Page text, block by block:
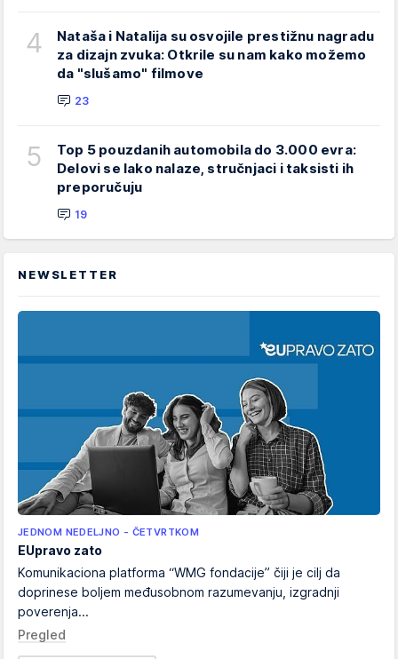
4
Nataša i Natalija su osvojile prestižnu nagradu
za dizajn zvuka: Otkrile su nam kako možemo
da "slušamo" filmove
23
5
Top 5 pouzdanih automobila do 3.000 evra:
Delovi se lako nalaze, stručnjaci i taksisti ih
preporučuju
19
NEWSLETTER
JEDNOM NEDELJNO - ČETVRTKOM
EUpravo zato
Komunikaciona platforma “WMG fondacije” čiji je cilj da
doprinese boljem međusobnom razumevanju, izgradnji
poverenja...
Pregled